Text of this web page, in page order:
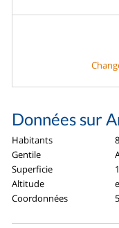
Données sur
Habitants
Gentile
Superficie
Altitude
Coordonnées